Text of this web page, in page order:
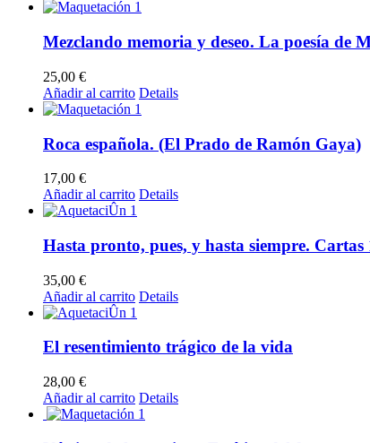
Mezclando memoria y deseo. La poesía de
25,00 €
Añadir al carrito Details
Roca española. (El Prado de Ramón Gaya)
17,00 €
Añadir al carrito Details
Hasta pronto, pues, y hasta siempre. Cartas
35,00 €
Añadir al carrito Details
El resentimiento trágico de la vida
28,00 €
Añadir al carrito Details